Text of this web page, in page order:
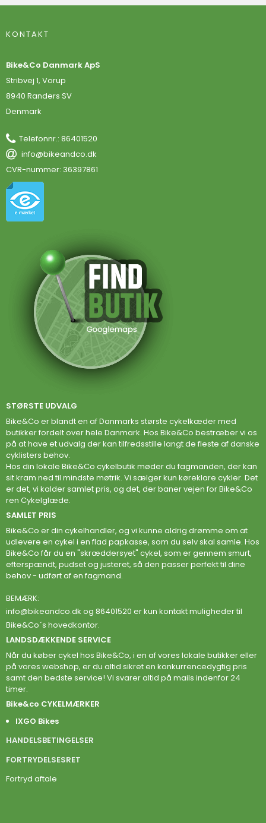
KONTAKT
Bike&Co Danmark ApS
Stribvej 1, Vorup
8940 Randers SV
Denmark
Telefonnr.: 86401520
info@bikeandco.dk
CVR-nummer: 36397861
STØRSTE UDVALG
Bike&Co er blandt en af Danmarks største cykelkæder med
butikker fordelt over hele Danmark. Hos Bike&Co bestræber vi os
på at have et udvalg der kan tilfredsstille langt de fleste af danske
cyklisters behov.
Hos din lokale Bike&Co cykelbutik møder du fagmanden, der kan
sit kram ned til mindste møtrik. Vi sælger kun køreklare cykler. Det
er det, vi kalder samlet pris, og det, der baner vejen for Bike&Co
ren Cykelglæde.
SAMLET PRIS
Bike&Co er din cykelhandler, og vi kunne aldrig drømme om at
udlevere en cykel i en flad papkasse, som du selv skal samle. Hos
Bike&Co får du en "skræddersyet" cykel, som er gennem smurt,
efterspændt, pudset og justeret, så den passer perfekt til dine
behov - udført af en fagmand.
BEMÆRK:
info@bikeandco.dk og 86401520 er kun kontakt muligheder til
Bike&Co´s hovedkontor.
LANDSDÆKKENDE SERVICE
Når du køber cykel hos Bike&Co, i en af vores lokale butikker eller
på vores webshop, er du altid sikret en konkurrencedygtig pris
samt den bedste service! Vi svarer altid på mails indenfor 24
timer.
Bike&co CYKELMÆRKER
IXGO Bikes
HANDELSBETINGELSER
FORTRYDELSESRET
Fortryd aftale